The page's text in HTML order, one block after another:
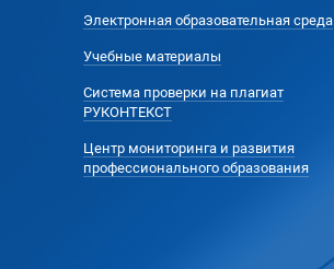
Электронная образовательная среда
Учебные материалы
Система проверки на плагиат
РУКОНТЕКСТ
Центр мониторинга и развития
профессионального образования